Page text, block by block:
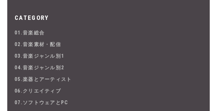
CATEGORY
01.音楽総合
02.音楽素材・配信
03.音楽ジャンル別1
04.音楽ジャンル別2
05.楽器とアーティスト
06.クリエイティブ
07.ソフトウェアとPC